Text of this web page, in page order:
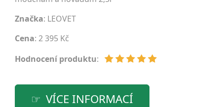
Značka: LEOVET
Cena: 2 395 Kč
Hodnocení produktu:
VÍCE INFORMACÍ